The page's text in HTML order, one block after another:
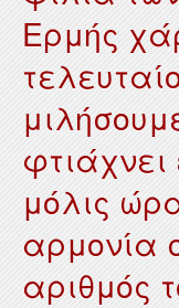
Ερμής
μόλις
αρμονία
αριθμός